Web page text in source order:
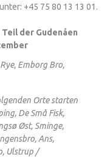
+45 75 80 13 13 01.
der Gudenåen
Emborg Bro,
Orte starten
De Små Fisk,
Øst, Sminge,
Ans,
Ulstrup /